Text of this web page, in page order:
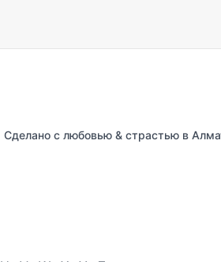
Сделано с любовью & страстью в